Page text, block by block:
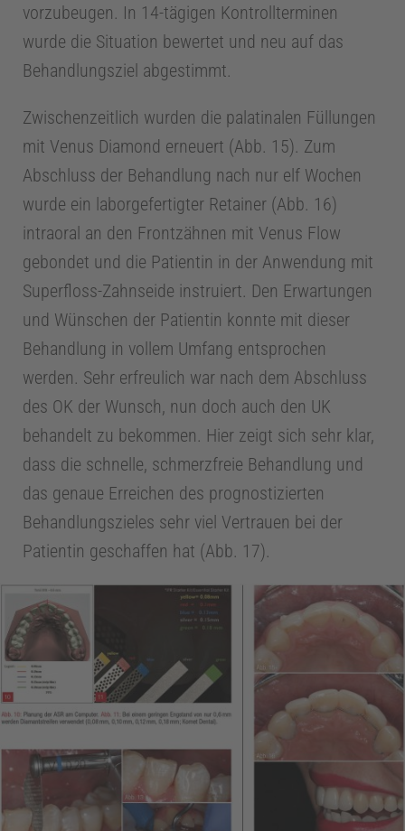
vorzubeugen. In 14-tägigen Kontrollterminen
wurde die Situation bewertet und neu auf das
Behandlungsziel abgestimmt.
Zwischenzeitlich wurden die palatinalen Füllungen
mit Venus Diamond erneuert (Abb. 15). Zum
Abschluss der Behandlung nach nur elf Wochen
wurde ein laborgefertigter Retainer (Abb. 16)
intraoral an den Frontzähnen mit Venus Flow
gebondet und die Patientin in der Anwendung mit
Superfloss-Zahnseide instruiert. Den Erwartungen
und Wünschen der Patientin konnte mit dieser
Behandlung in vollem Umfang entsprochen
werden. Sehr erfreulich war nach dem Abschluss
des OK der Wunsch, nun doch auch den UK
behandelt zu bekommen. Hier zeigt sich sehr klar,
dass die schnelle, schmerzfreie Behandlung und
das genaue Erreichen des prognostizierten
Behandlungszieles sehr viel Vertrauen bei der
Patientin geschaffen hat (Abb. 17).